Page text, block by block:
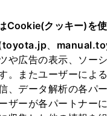
Cookie(クッキー)を使
toyota.jp、
や広告の表示、ソー
。またユーザーによ
、データ解析の各パ
ザーが各パートナー
現在地を取得できま
該当する地域・都道